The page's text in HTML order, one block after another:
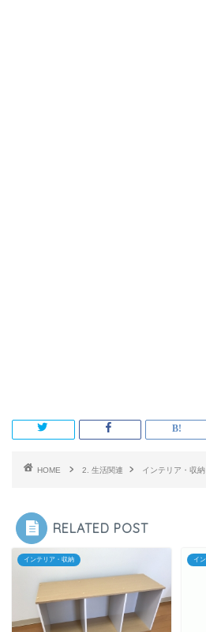
HOME 2. 生活関連 インテリア・収納
RELATED POST
インテリア・収納 イ